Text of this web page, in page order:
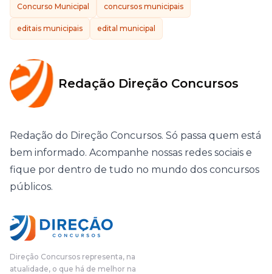
Concurso Municipal concursos municipais
editais municipais edital municipal
Redação Direção Concursos
Redação do Direção Concursos. Só passa quem está
bem informado. Acompanhe nossas redes sociais e
fique por dentro de tudo no mundo dos concursos
públicos.
Direção Concursos representa, na
atualidade, o que há de melhor na